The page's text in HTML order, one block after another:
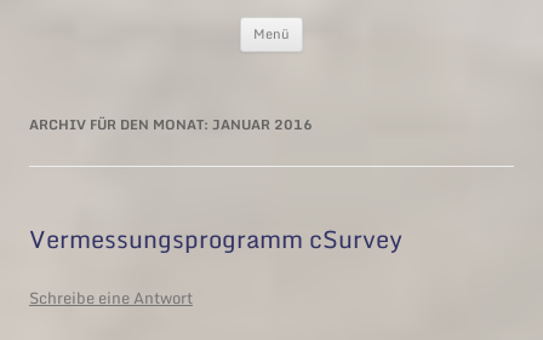
Menü
ARCHIV FÜR DEN MONAT: JANUAR 2016
Vermessungsprogramm cSurvey
Schreibe eine Antwort